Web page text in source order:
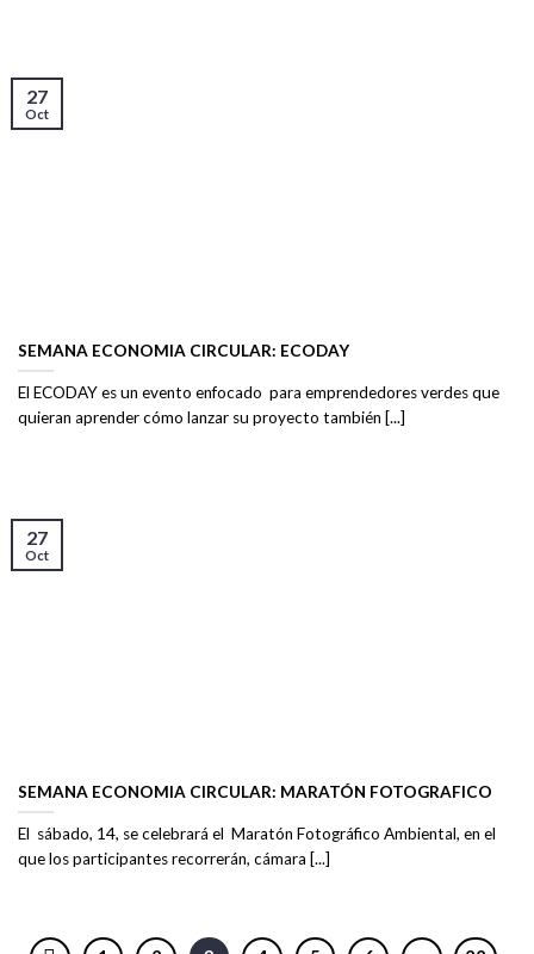
SEMANA ECONOMIA CIRCULAR: ECODAY
El ECODAY es un evento enfocado para emprendedores verdes que
quieran aprender cómo lanzar su proyecto también [...]
27
Oct
SEMANA ECONOMIA CIRCULAR: MARATÓN FOTOGRAFICO
El sábado, 14, se celebrará el Maratón Fotográfico Ambiental, en el
que los participantes recorrerán, cámara [...]
27
Oct